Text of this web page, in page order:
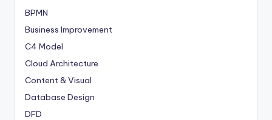
BPMN
Business Improvement
C4 Model
Cloud Architecture
Content & Visual
Database Design
DFD